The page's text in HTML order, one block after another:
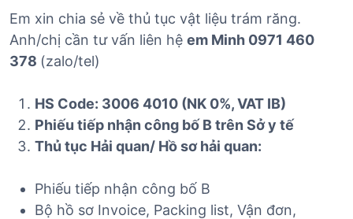
Em xin chia sẻ về thủ tục vật liệu trám răng.
Anh/chị cần tư vấn liên hệ em Minh 0971 460
378 (zalo/tel)
HS Code: 3006 4010 (NK 0%, VAT IB)
Phiếu tiếp nhận công bố B trên Sở y tế
Thủ tục Hải quan/ Hồ sơ hải quan:
Phiếu tiếp nhận công bố B
Bộ hồ sơ Invoice, Packing list, Vận đơn,